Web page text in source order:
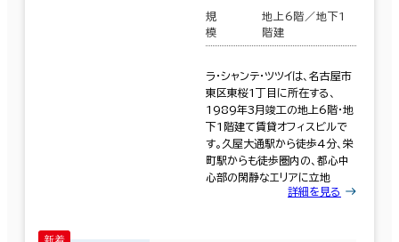
規
模
地上6階／地下1
階建
ラ・シャンテ・ツツイは、名古屋市
東区東桜1丁目に所在する、
1989年3月竣工の地上6階・地
下1階建て賃貸オフィスビルで
す。久屋大通駅から徒歩4分、栄
町駅からも徒歩圏内の、都心中
心部の閑静なエリアに立地
詳細を見る